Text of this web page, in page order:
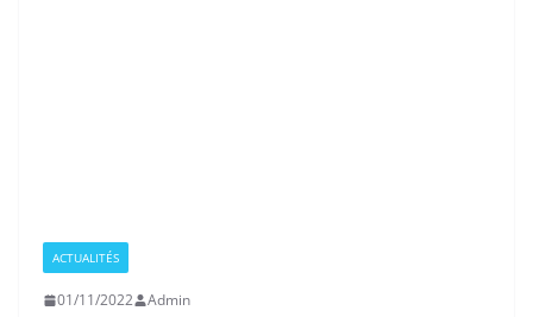
ACTUALITÉS
01/11/2022 Admin